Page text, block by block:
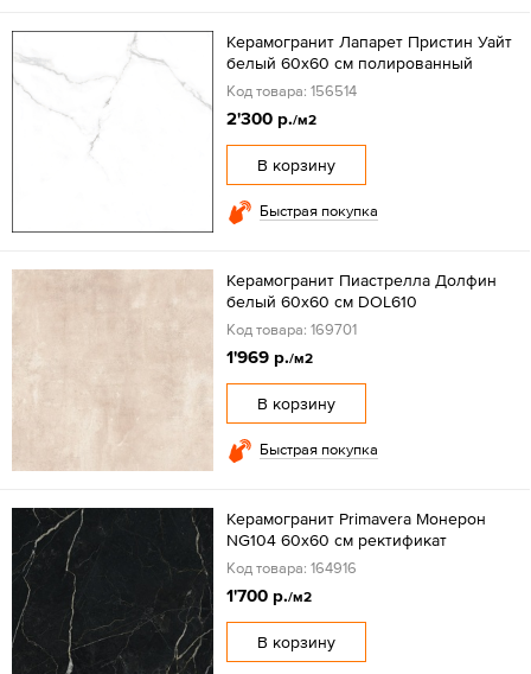
Керамогранит Лапарет Пристин Уайт
белый 60x60 см полированный
Код товара: 156514
2'300 р./м2
В корзину
Быстрая покупка
Керамогранит Пиастрелла Долфин
белый 60x60 см DOL610
Код товара: 169701
1'969 р./м2
В корзину
Быстрая покупка
Керамогранит Primavera Монерон
NG104 60x60 см ректификат
Код товара: 164916
1'700 р./м2
В корзину